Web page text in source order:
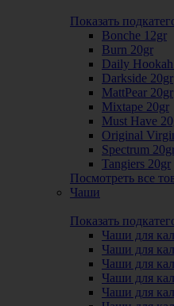
Показать
Bonche 12gr
Burn 20gr
Daily
Darkside 20gr
MattPear 20gr
Mixtape 20gr
Must Have
Original
Spectrum
Tangiers 20gr
Посмотреть все
Чаши
Показать
Чаши для
Чаши для
Чаши для
Чаши для
Чаши для